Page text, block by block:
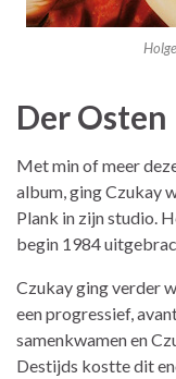
Der Osten
Met min of meer
album, ging Czukay
Plank in zijn studio.
begin 1984
Czukay ging verder
een progressief,
samenkwamen en
Destijds kostte dit